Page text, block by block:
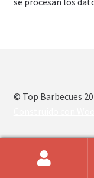
© Top Barbecues